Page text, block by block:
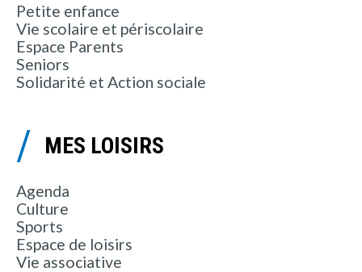
Petite enfance
Vie scolaire et périscolaire
Espace Parents
Seniors
Solidarité et Action sociale
MES LOISIRS
Agenda
Culture
Sports
Espace de loisirs
Vie associative